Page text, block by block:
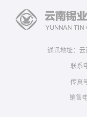
通讯地址：
联系
传真
销售